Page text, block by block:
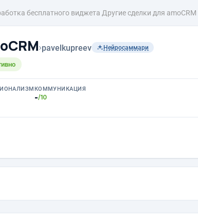
бесплатного виджета Другие сделки для amoCRM
›pavelkupreev Нейросаммари
КОММУНИКАЦИЯ
-/10